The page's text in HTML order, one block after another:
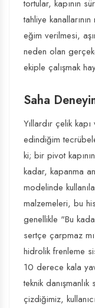
tortular, kapının
tahliye
eğim verilmesi,
neden olan
ekiple çalışmak
Saha
Yıllardır çelik
edindiğim
ki; bir pivot
kadar, kapanma
modelinde
malzemeleri, bu
genellikle "Bu
sertçe çarpmaz
hidrolik frenleme
10 derece kala
teknik
çizdiğimiz,